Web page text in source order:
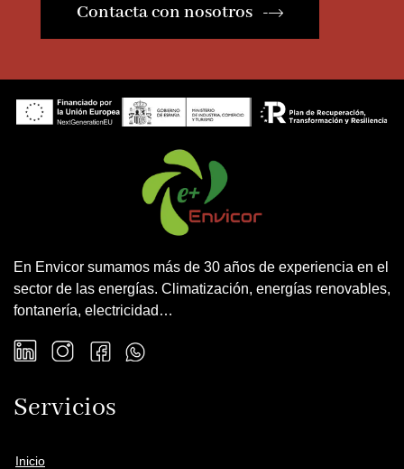
Contacta con nosotros
En Envicor sumamos más de 30 años de experiencia en el
sector de las energías. Climatización, energías renovables,
fontanería, electricidad…
Servicios
Inicio